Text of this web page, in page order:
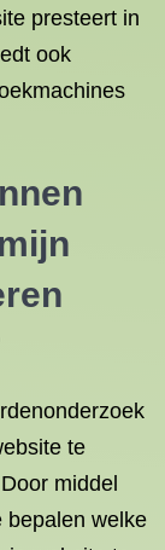
presteert in
ook
te
middel
bepalen welke